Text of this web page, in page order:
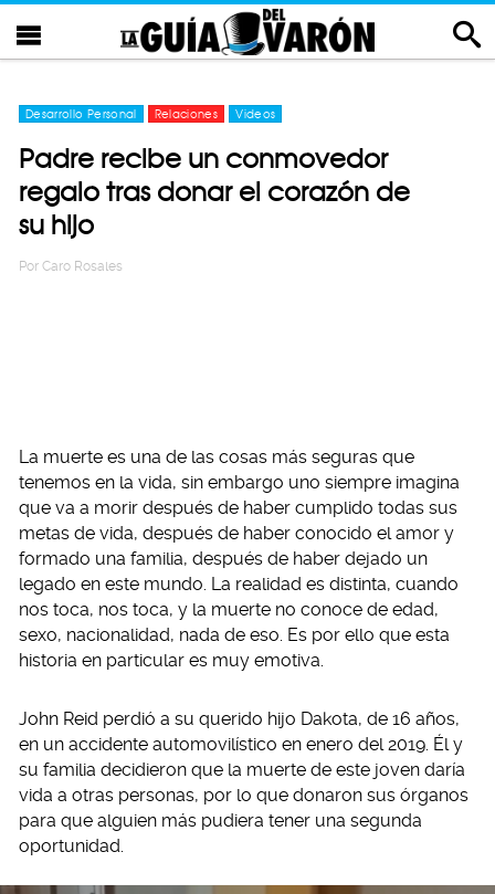
Desarrollo Personal Relaciones Videos
Padre recibe un conmovedor
regalo tras donar el corazón de
su hijo
Por Caro Rosales
La muerte es una de las cosas más seguras que
tenemos en la vida, sin embargo uno siempre imagina
que va a morir después de haber cumplido todas sus
metas de vida, después de haber conocido el amor y
formado una familia, después de haber dejado un
legado en este mundo. La realidad es distinta, cuando
nos toca, nos toca, y la muerte no conoce de edad,
sexo, nacionalidad, nada de eso. Es por ello que esta
historia en particular es muy emotiva.
John Reid perdió a su querido hijo Dakota, de 16 años,
en un accidente automovilístico en enero del 2019. Él y
su familia decidieron que la muerte de este joven daría
vida a otras personas, por lo que donaron sus órganos
para que alguien más pudiera tener una segunda
oportunidad.